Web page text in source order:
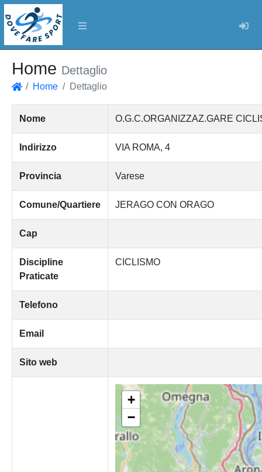
Home Dettaglio
Home Dettaglio
Nome O.G.C.ORGANIZZAZ.GARE
Indirizzo VIA ROMA, 4
Provincia Varese
Comune/Quartiere JERAGO CON ORAGO
Cap
Discipline
Praticate
CICLISMO
Telefono
Email
Sito web
+
−